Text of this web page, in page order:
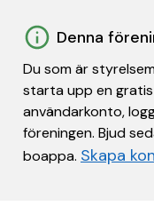
Denna
Du som är
starta upp en
användarkonto,
föreningen. Bjud
boappa. Skapa